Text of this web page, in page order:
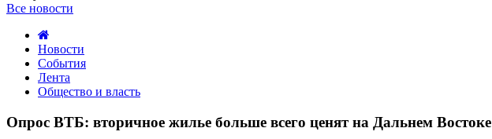
Все новости
Новости
События
Лента
Общество и власть
ВТБ:
Опрос ВТБ: вторичное жилье больше всего ценят на Дальнем Востоке